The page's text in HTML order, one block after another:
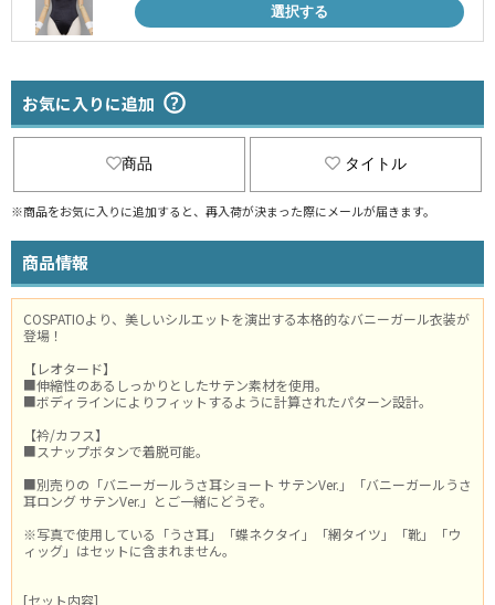
選択する
お気に入りに追加
商品 タイトル
※商品をお気に入りに追加すると、再入荷が決まった際にメールが届きます。
商品情報
COSPATIOより、美しいシルエットを演出する本格的なバニーガール衣装が
登場！
【レオタード】
■伸縮性のあるしっかりとしたサテン素材を使用。
■ボディラインによりフィットするように計算されたパターン設計。
【衿/カフス】
■スナップボタンで着脱可能。
■別売りの「バニーガールうさ耳ショート サテンVer.」「バニーガールうさ
耳ロング サテンVer.」とご一緒にどうぞ。
※写真で使用している「うさ耳」「蝶ネクタイ」「網タイツ」「靴」「ウ
ィッグ」はセットに含まれません。
[セット内容]